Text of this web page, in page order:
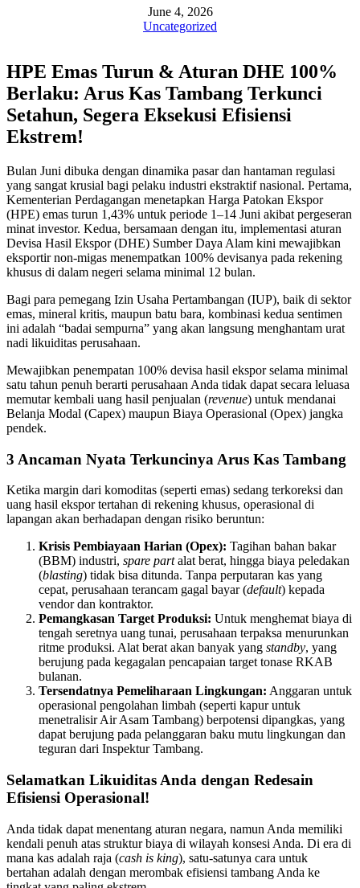
June 4, 2026
Uncategorized
HPE Emas Turun & Aturan DHE 100%
Berlaku: Arus Kas Tambang Terkunci
Setahun, Segera Eksekusi Efisiensi
Ekstrem!
Bulan Juni dibuka dengan dinamika pasar dan hantaman regulasi
yang sangat krusial bagi pelaku industri ekstraktif nasional. Pertama,
Kementerian Perdagangan menetapkan Harga Patokan Ekspor
(HPE) emas turun 1,43% untuk periode 1–14 Juni akibat pergeseran
minat investor. Kedua, bersamaan dengan itu, implementasi aturan
Devisa Hasil Ekspor (DHE) Sumber Daya Alam kini mewajibkan
eksportir non-migas menempatkan 100% devisanya pada rekening
khusus di dalam negeri selama minimal 12 bulan.
Bagi para pemegang Izin Usaha Pertambangan (IUP), baik di sektor
emas, mineral kritis, maupun batu bara, kombinasi kedua sentimen
ini adalah “badai sempurna” yang akan langsung menghantam urat
nadi likuiditas perusahaan.
Mewajibkan penempatan 100% devisa hasil ekspor selama minimal
satu tahun penuh berarti perusahaan Anda tidak dapat secara leluasa
memutar kembali uang hasil penjualan (revenue) untuk mendanai
Belanja Modal (Capex) maupun Biaya Operasional (Opex) jangka
pendek.
3 Ancaman Nyata Terkuncinya Arus Kas Tambang
Ketika margin dari komoditas (seperti emas) sedang terkoreksi dan
uang hasil ekspor tertahan di rekening khusus, operasional di
lapangan akan berhadapan dengan risiko beruntun:
Krisis Pembiayaan Harian (Opex): Tagihan bahan bakar
(BBM) industri, spare partalat berat, hingga biaya peledakan
(blasting) tidak bisa ditunda. Tanpa perputaran kas yang
cepat, perusahaan terancam gagal bayar (default) kepada
vendor dan kontraktor.
Pemangkasan Target Produksi: Untuk menghemat biaya di
tengah seretnya uang tunai, perusahaan terpaksa menurunkan
ritme produksi. Alat berat akan banyak yang standby, yang
berujung pada kegagalan pencapaian target tonase RKAB
bulanan.
Tersendatnya Pemeliharaan Lingkungan: Anggaran untuk
operasional pengolahan limbah (seperti kapur untuk
menetralisir Air Asam Tambang) berpotensi dipangkas, yang
dapat berujung pada pelanggaran baku mutu lingkungan dan
teguran dari Inspektur Tambang.
Selamatkan Likuiditas Anda dengan Redesain
Efisiensi Operasional!
Anda tidak dapat menentang aturan negara, namun Anda memiliki
kendali penuh atas struktur biaya di wilayah konsesi Anda. Di era di
mana kas adalah raja (cash is king), satu-satunya cara untuk
bertahan adalah dengan merombak efisiensi tambang Anda ke